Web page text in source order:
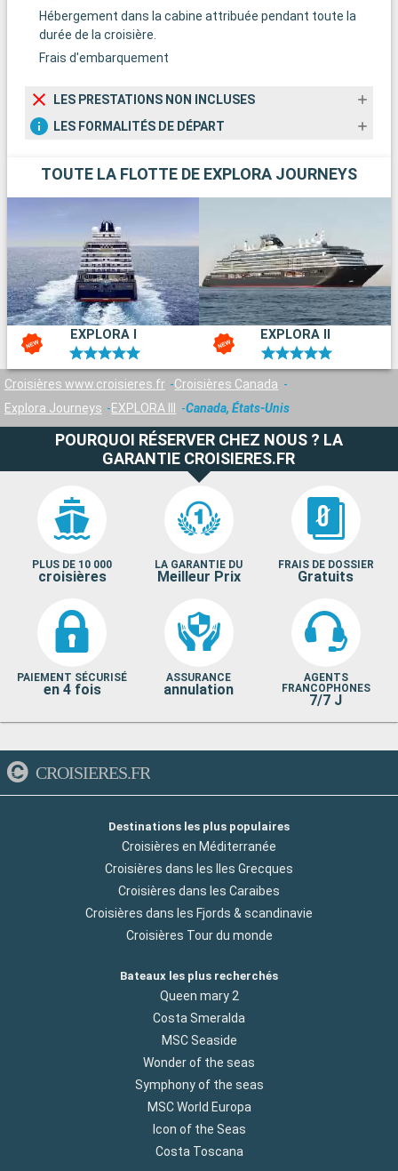
Hébergement dans la cabine attribuée pendant toute la
durée de la croisière.
Frais d'embarquement
LES PRESTATIONS NON INCLUSES
LES FORMALITÉS DE DÉPART
TOUTE LA FLOTTE DE EXPLORA JOURNEYS
EXPLORA I EXPLORA II
Croisières www.croisieres.fr
Croisières Canada
Explora Journeys
EXPLORA III Canada, États-Unis
POURQUOI RÉSERVER CHEZ NOUS ? LA
GARANTIE CROISIERES.FR
PLUS DE 10 000
croisières
LA GARANTIE DU
Meilleur Prix
FRAIS DE DOSSIER
Gratuits
PAIEMENT SÉCURISÉ
en 4 fois
ASSURANCE
annulation
AGENTS
FRANCOPHONES
7/7 J
CROISIERES.FR
Destinations les plus populaires
Croisières en Méditerranée
Croisières dans les Iles Grecques
Croisières dans les Caraibes
Croisières dans les Fjords & scandinavie
Croisières Tour du monde
Bateaux les plus recherchés
Queen mary 2
Costa Smeralda
MSC Seaside
Wonder of the seas
Symphony of the seas
MSC World Europa
Icon of the Seas
Costa Toscana